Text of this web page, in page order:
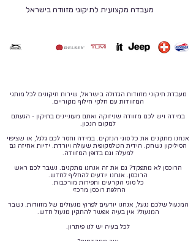
מעבדה מקצועית לתיקוני מזוודה בישראל
מעבדת תיקוני מזוודות הגדולה בישראל, שירות תיקונים לכל מותגי
המזוודות עם חלקי חילוף מקוריים.
במידה ויש לכם מזוודה שניזוקה ואתם מעוניינים בתיקון - הגעתם
למקום הנכון.
אנחנו מתקנים את כל סוגי הנזקים. במידה וחסר לכם גלגל, או שציפוי
הסיליקון נשחק. הידית הטלסקופית שעולה ויורדת. ידיות אחיזה גם
למעלה וגם בדופן המזוודה.
הרוכסן לא מתפקד? גם את זה אנחנו מתקנים. נשבר לכם ראש
הרוכסן. אנחנו יודעים להחליף לחדש.
כל סוגי הקרעים ותפירות מורכבות.
החלפת רוכסן מרכזי
המנעול שלכם ננעל, אנחנו יודעים לפרוץ מנעולים של מזוודות. נשבר
המנעול? אין בעיה אפשר להתקין מנעול חדש.
לכל בעיה יש לנו פיתרון.